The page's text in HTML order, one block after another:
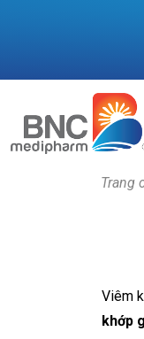
Trang
Viêm
khớp